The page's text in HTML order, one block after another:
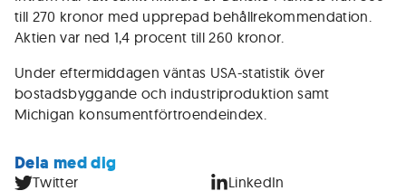
till 270 kronor med upprepad behållrekommendation.
Aktien var ned 1,4 procent till 260 kronor.
Under eftermiddagen väntas USA-statistik över
bostadsbyggande och industriproduktion samt
Michigan konsumentförtroendeindex.
Dela med dig
Twitter LinkedIn